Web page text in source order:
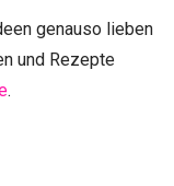
genauso lieben
und Rezepte
.